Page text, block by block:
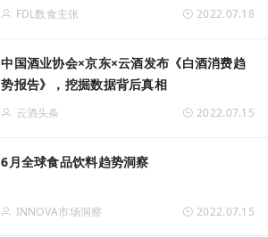
FDL数食主张 2022.07.18
中国酒业协会×京东×云酒发布《白酒消费趋
势报告》，挖掘数据背后真相
云酒头条 2022.07.15
6月全球食品饮料趋势洞察
INNOVA市场洞察 2022.07.15